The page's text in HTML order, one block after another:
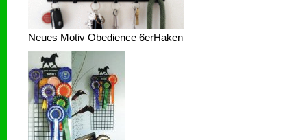
Neues Motiv Obedience 6erHaken